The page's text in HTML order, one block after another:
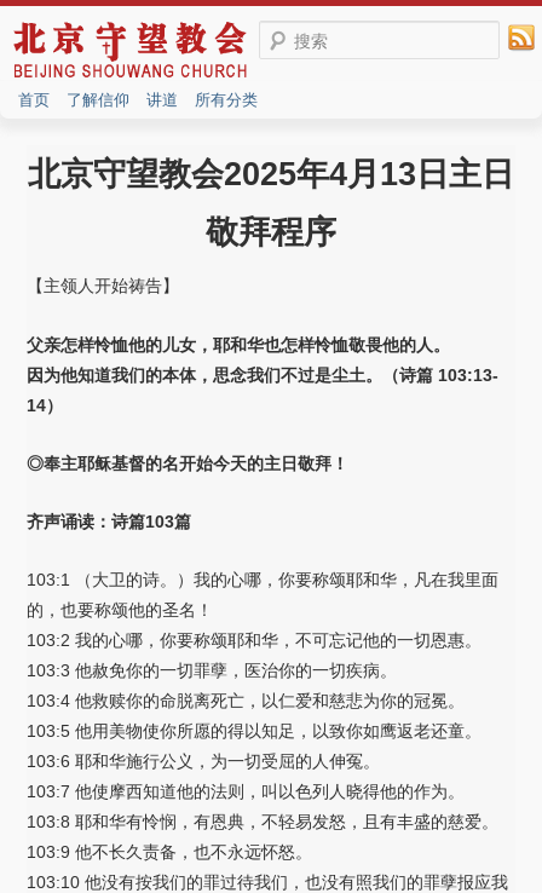
搜索
首页 了解信仰 讲道 所有分类
北京守望教会2025年4月13日主日
敬拜程序
【主领人开始祷告】
父亲怎样怜恤他的儿女，耶和华也怎样怜恤敬畏他的人。
因为他知道我们的本体，思念我们不过是尘土。（诗篇 103:13-
14）
◎奉主耶稣基督的名开始今天的主日敬拜！
齐声诵读：诗篇103篇
103:1 （大卫的诗。）我的心哪，你要称颂耶和华，凡在我里面
的，也要称颂他的圣名！
103:2 我的心哪，你要称颂耶和华，不可忘记他的一切恩惠。
103:3 他赦免你的一切罪孽，医治你的一切疾病。
103:4 他救赎你的命脱离死亡，以仁爱和慈悲为你的冠冕。
103:5 他用美物使你所愿的得以知足，以致你如鹰返老还童。
103:6 耶和华施行公义，为一切受屈的人伸冤。
103:7 他使摩西知道他的法则，叫以色列人晓得他的作为。
103:8 耶和华有怜悯，有恩典，不轻易发怒，且有丰盛的慈爱。
103:9 他不长久责备，也不永远怀怒。
103:10 他没有按我们的罪过待我们，也没有照我们的罪孽报应我